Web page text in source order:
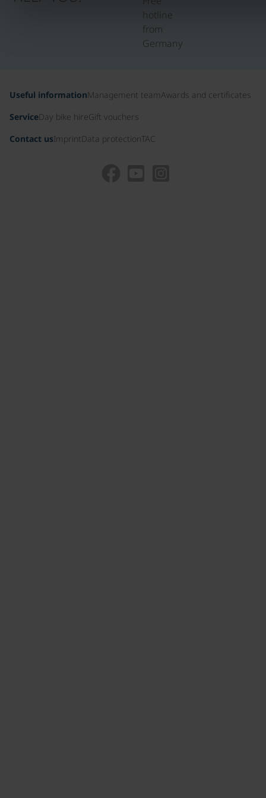
hotline
from
Germany
Useful informationManagement teamAwards and certificates
ServiceDay bike hireGift vouchers
Contact usImprint Data protectionTAC